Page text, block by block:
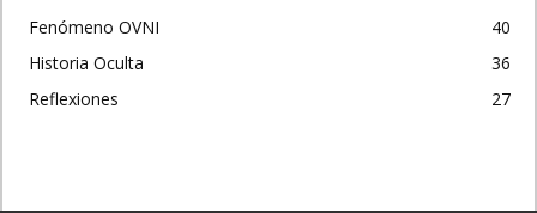
Fenómeno OVNI
40
Historia Oculta
36
Reflexiones
27